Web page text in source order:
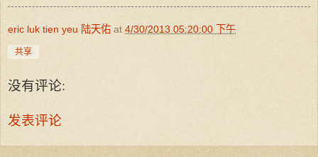
eric luk tien yeu 陆天佑 at 4/30/2013 05:20:00 下午
共享
没有评论:
发表评论